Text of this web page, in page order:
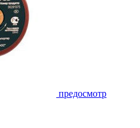
предосмотр